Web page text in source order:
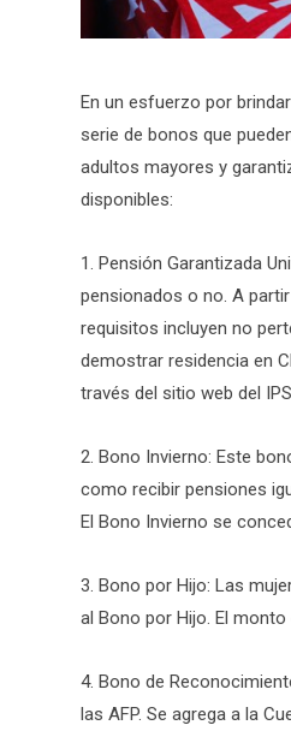
En un esfuerzo por
serie de bonos que
adultos mayores y
disponibles:
1. Pensión Garantizada
pensionados o no. A
requisitos incluyen no
demostrar residencia en
través del sitio web del IPS.
2. Bono Invierno: Este
como recibir pensiones
El Bono Invierno se
3. Bono por Hijo: Las
al Bono por Hijo. El
4. Bono de
las AFP. Se agrega a la